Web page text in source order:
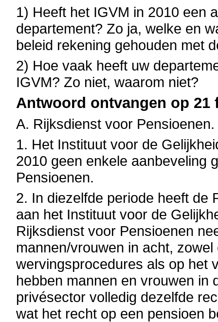
1) Heeft het IGVM in 2010 een
departement? Zo ja, welke en
beleid rekening gehouden met
2) Hoe vaak heeft uw
IGVM? Zo niet, waarom niet?
Antwoord ontvangen op 21
A. Rijksdienst voor Pensioenen.
1. Het Instituut voor de
2010 geen enkele aanbeveling
Pensioenen.
2. In diezelfde periode heeft de
aan het Instituut voor de
Rijksdienst voor Pensioenen
mannen/vrouwen in acht,
wervingsprocedures als op het
hebben mannen en vrouwen in
privésector volledig dezelfde
wat het recht op een pensioen